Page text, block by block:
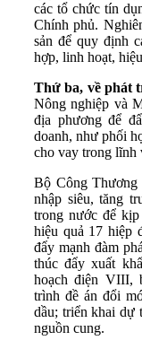
các tổ chức tín
Chính phủ.
sản để quy định
hợp, linh hoạt,
Thứ ba, về phát
Nông nghiệp và
địa phương để
doanh, như phối
cho vay trong
Bộ Công Thương
nhập siêu, tăng
trong nước để
hiệu quả 17 hiệp
đẩy mạnh đàm
thúc đẩy xuất
hoạch điện VIII,
trình đề án đổi
dầu; triển khai dự
nguồn cung.